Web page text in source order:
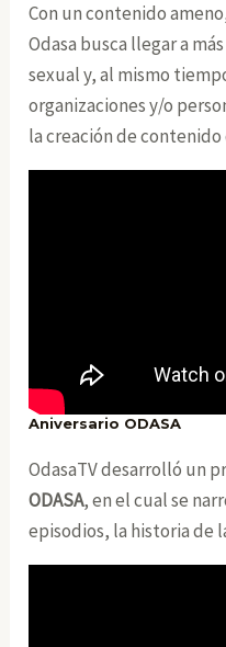
Con un contenido
Odasa busca llegar a
sexual y, al mismo
organizaciones y/o
la creación de contenido
Aniversario ODASA
OdasaTV desarrolló un
ODASA, en el cual se
episodios, la historia de